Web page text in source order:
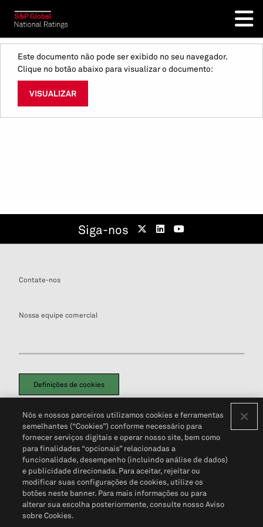
Este documento não pode ser exibido no seu navegador.
Clique no botão abaixo para visualizar o documento:
VISUALIZAR
Siga-nos
Contate-nos
Nossa equipe comercial
Definições de cookies
Política de PrivacidadePortal de privacidade do cliente (em inglês)
Não Venda Minhas Informações Pessoais© 2026 S&P Global
Nós e nossos parceiros utilizamos cookies e ferramentas
semelhantes (“Cookies”) conforme necessário para
fornecer serviços digitais e operar nosso site, bem como
para finalidades “opcionais” relacionadas a
funcionalidade, desempenho (incluindo análise de dados)
e publicidade direcionada. Para aceitar, rejeitar ou
modificar suas configurações de cookies, utilize os
botões neste banner. Para mais informações ou para
alterar sua escolha posteriormente, consulte nosso Aviso
sobre Cookies.